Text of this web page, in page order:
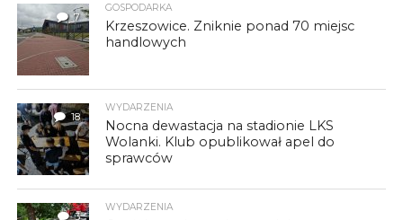
7
GOSPODARKA
Krzeszowice. Zniknie ponad 70 miejsc
handlowych
18
WYDARZENIA
Nocna dewastacja na stadionie LKS
Wolanki. Klub opublikował apel do
sprawców
3
WYDARZENIA